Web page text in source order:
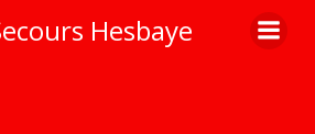
au Hesbaye